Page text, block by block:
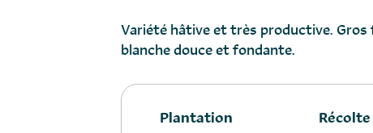
Variété hâtive et très productive. Gros
blanche douce et fondante.
Plantation Récolte